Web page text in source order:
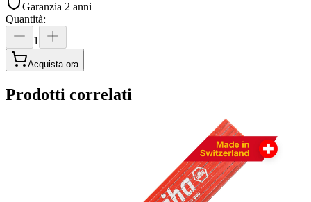
Garanzia 2 anni
Quantità:
1
Acquista ora
Prodotti correlati